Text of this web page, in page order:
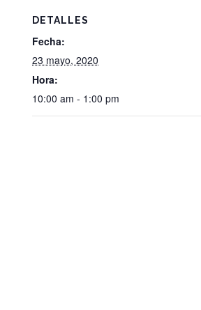
DETALLES
Fecha:
23 mayo, 2020
Hora:
10:00 am - 1:00 pm